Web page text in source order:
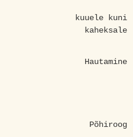
kuuele kuni
kaheksale
Hautamine
Põhiroog